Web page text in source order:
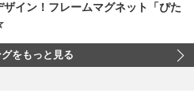
イン！フレームマグネット「ぴた
をもっと見る